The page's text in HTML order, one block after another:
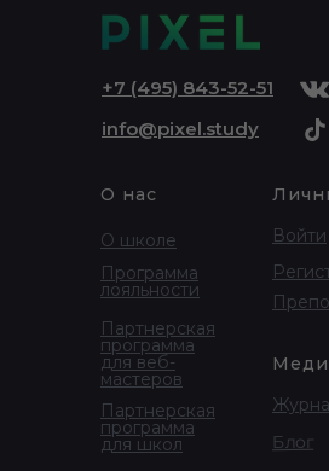
+7 (495) 843-52-51
info@pixel.study
О нас
О школе
Партнерская
программа
для веб-
мастеров
Партнерская
программа
для школ
Программа
лояльности
Войти
Блог